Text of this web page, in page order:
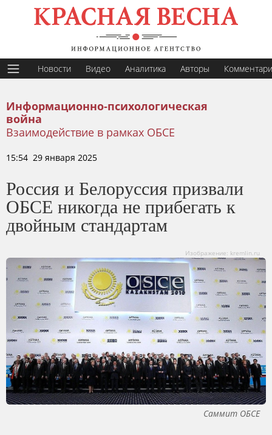
Новости Видео Аналитика Авторы
Информационно-психологическая
война
Взаимодействие в рамках ОБСЕ
15:54 29 января 2025
Россия и Белоруссия призвали
ОБСЕ никогда не прибегать к
двойным стандартам
Изображение: kremlin.ru
Саммит ОБСЕ